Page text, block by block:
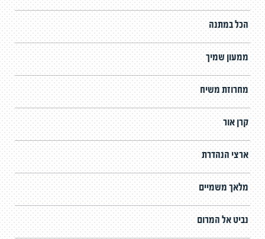
הכל במתנה
ממעון שמיך
מחרוזת משיח
קרן אור
ארצי הנהדרת
מלאך משמיים
נביט אל המרום